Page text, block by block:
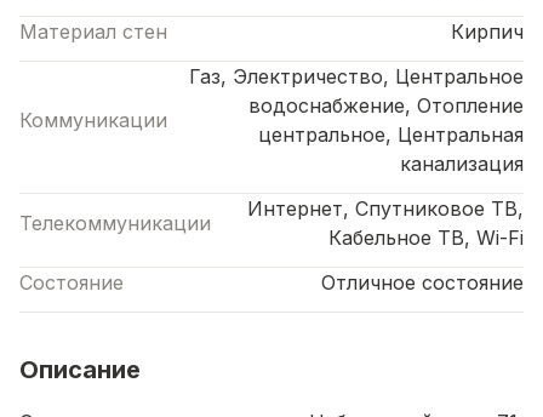
Материал стен
Кирпич
Коммуникации
Газ, Электричество, Центральное
водоснабжение, Отопление
центральное, Центральная
канализация
Телекоммуникации
Интернет, Спутниковое ТВ,
Кабельное ТВ, Wi-Fi
Состояние
Отличное состояние
Описание